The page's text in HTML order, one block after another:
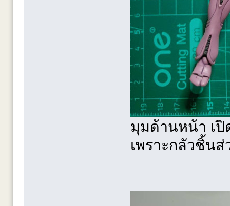
มุมด้านหน้า เปิ
เพราะกลัวชิ้น